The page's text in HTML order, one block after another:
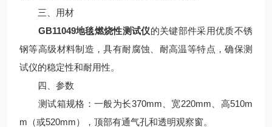
三、用材
GB11049地毯燃烧性测试仪的关键部件采用优质不锈
钢等高级材料制造，具有耐腐蚀、耐高温等特点，确保测
试仪的稳定性和耐用性。
四、参数
测试箱规格：一般为长370mm、宽220mm、高510m
m（或520mm），顶部有通气孔和透明观察窗。